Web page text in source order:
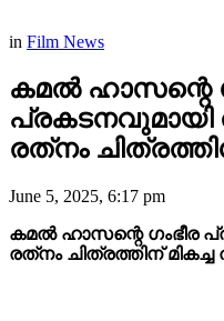
in Film News
കമൽ ഹാസന്റെ
രത്‌നം
June 5, 2025, 6:17 pm
കമൽ ഹാസന്റെ ഗംഭീര
രത്‌നം ചിത്രത്തിന് മികച്ച